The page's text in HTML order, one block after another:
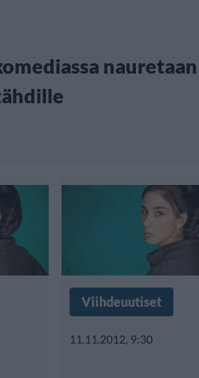
nauretaan
Viihdeuutiset
11.11.2012, 9:30